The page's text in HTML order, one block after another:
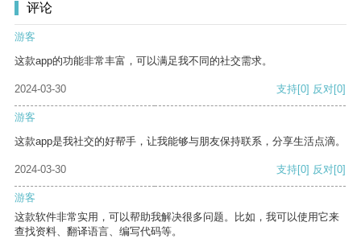
评论
游客
这款app的功能非常丰富，可以满足我不同的社交需求。
2024-03-30 支持[0] 反对[0]
游客
这款app是我社交的好帮手，让我能够与朋友保持联系，分享生活点滴。
2024-03-30 支持[0] 反对[0]
游客
这款软件非常实用，可以帮助我解决很多问题。比如，我可以使用它来
查找资料、翻译语言、编写代码等。